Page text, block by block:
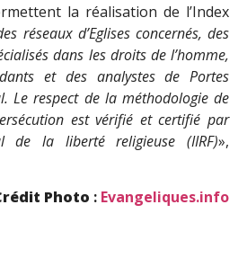
la réalisation de l’Index
réseaux d’Eglises concernés, des
dans les droits de l’homme,
et des analystes de Portes
Le respect de la méthodologie de
est vérifié et certifié par
de la liberté religieuse (IIRF)»,
Photo : Evangeliques.info